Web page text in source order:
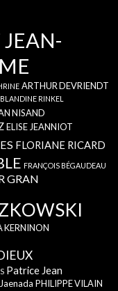
ARTHUR DEVRIENDT
BLANDINE RINKEL
NISAND
ELISE JEANNIOT
FLORIANE RICARD
FRANÇOIS BÉGAUDEAU
GRAN
KERNINON
Patrice Jean
PHILIPPE VILAIN